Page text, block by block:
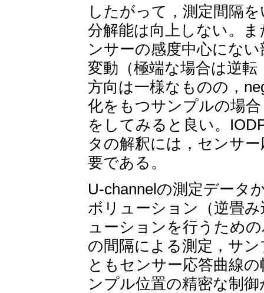
したがって，測定間隔
分解能は向上しない。
ンサーの感度中心にな
変動（極端な場合は逆
方向は一様なものの，
化をもつサンプルの場
をしてみると良い。
タの解釈には，センサ
要である。
U-channelの測定データ
ボリューション（逆畳
ューションを行うため
の間隔による測定，サ
ともセンサー応答曲線
ンプル位置の精密な制